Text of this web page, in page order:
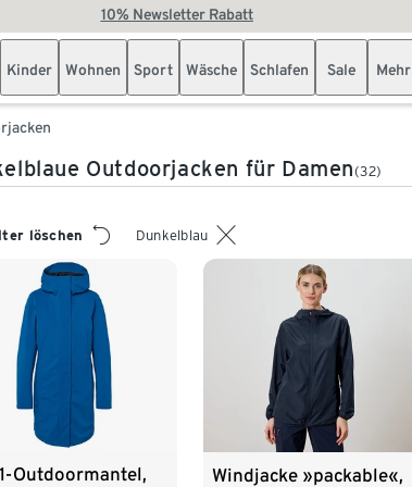
10% Newsletter Rabatt
Kinder Wohnen Sport Wäsche Schlafen Sale Mehr
Outdoorjacken für Damen(32)
löschen Dunkelblau
Outdoormantel,
Windjacke »packable«,